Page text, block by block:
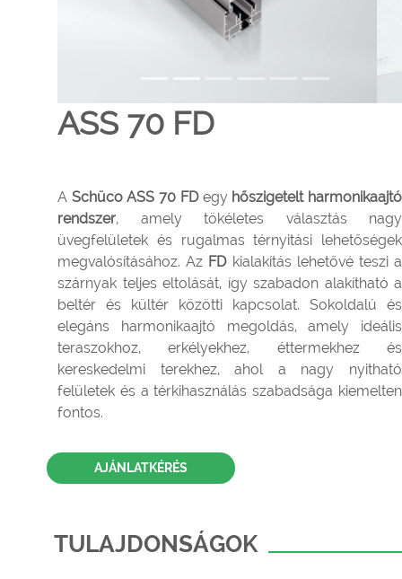
ASS 70 FD
A Schüco ASS 70 FDegy hőszigetelt harmonikaajtó
rendszer, amely tökéletes választás nagy
üvegfelületek és rugalmas térnyitási lehetőségek
megvalósításához. Az FD kialakítás lehetővé teszi a
szárnyak teljes eltolását, így szabadon alakítható a
beltér és kültér közötti kapcsolat. Sokoldalú és
elegáns harmonikaajtó megoldás, amely ideális
teraszokhoz, erkélyekhez, éttermekhez és
kereskedelmi terekhez, ahol a nagy nyitható
felületek és a térkihasználás szabadsága kiemelten
fontos.
AJÁNLATKÉRÉS
TULAJDONSÁGOK